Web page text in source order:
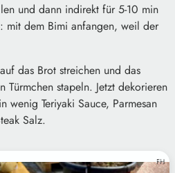
und dann indirekt für 5-10 min
mit dem Bimi anfangen, weil der
das Brot streichen und das
Türmchen stapeln. Jetzt dekorieren
wenig Teriyaki Sauce, Parmesan
Salz.
FH